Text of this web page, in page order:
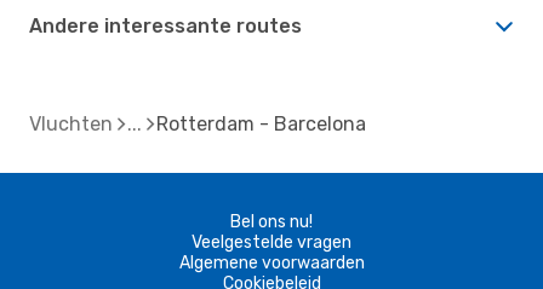
Andere interessante routes
Vluchten Rotterdam - Barcelona
Bel ons nu!
Veelgestelde vragen
Algemene voorwaarden
Cookiebeleid